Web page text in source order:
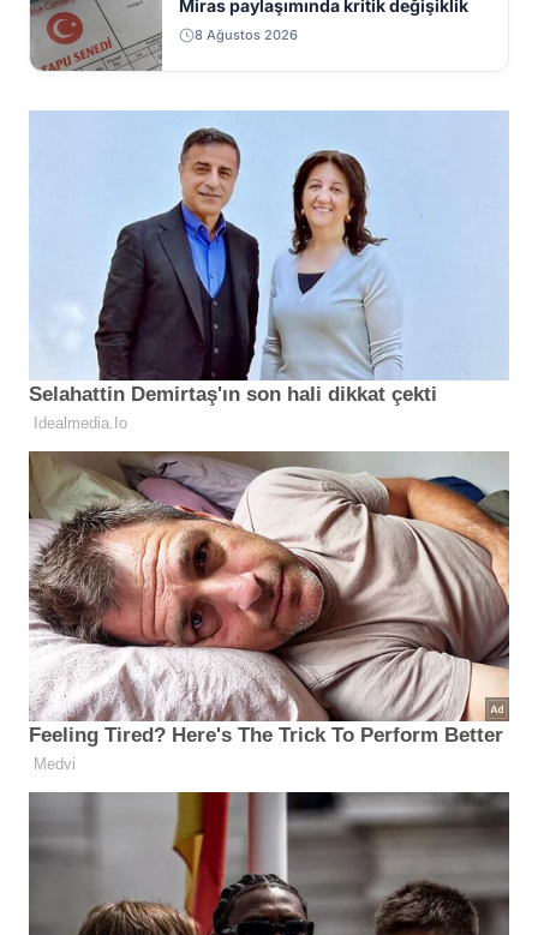
Miras paylaşımında kritik değişiklik
8 Ağustos 2026